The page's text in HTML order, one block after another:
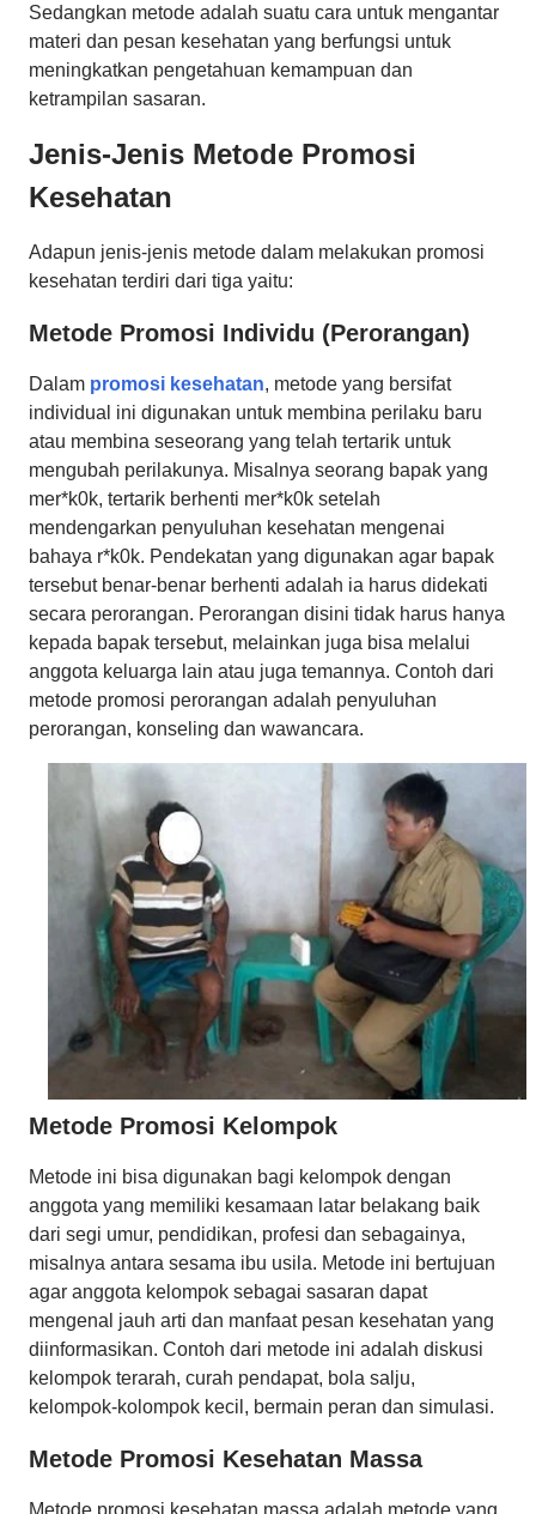
Sedangkan metode adalah suatu cara untuk mengantar
materi dan pesan kesehatan yang berfungsi untuk
meningkatkan pengetahuan kemampuan dan
ketrampilan sasaran.
Jenis-Jenis Metode Promosi
Kesehatan
Adapun jenis-jenis metode dalam melakukan promosi
kesehatan terdiri dari tiga yaitu:
Metode Promosi Individu (Perorangan)
Dalam promosi kesehatan, metode yang bersifat
individual ini digunakan untuk membina perilaku baru
atau membina seseorang yang telah tertarik untuk
mengubah perilakunya. Misalnya seorang bapak yang
mer*k0k, tertarik berhenti mer*k0k setelah
mendengarkan penyuluhan kesehatan mengenai
bahaya r*k0k. Pendekatan yang digunakan agar bapak
tersebut benar-benar berhenti adalah ia harus didekati
secara perorangan. Perorangan disini tidak harus hanya
kepada bapak tersebut, melainkan juga bisa melalui
anggota keluarga lain atau juga temannya. Contoh dari
metode promosi perorangan adalah penyuluhan
perorangan, konseling dan wawancara.
Metode Promosi Kelompok
Metode ini bisa digunakan bagi kelompok dengan
anggota yang memiliki kesamaan latar belakang baik
dari segi umur, pendidikan, profesi dan sebagainya,
misalnya antara sesama ibu usila. Metode ini bertujuan
agar anggota kelompok sebagai sasaran dapat
mengenal jauh arti dan manfaat pesan kesehatan yang
diinformasikan. Contoh dari metode ini adalah diskusi
kelompok terarah, curah pendapat, bola salju,
kelompok-kolompok kecil, bermain peran dan simulasi.
Metode Promosi Kesehatan Massa
Metode promosi kesehatan massa adalah metode yang